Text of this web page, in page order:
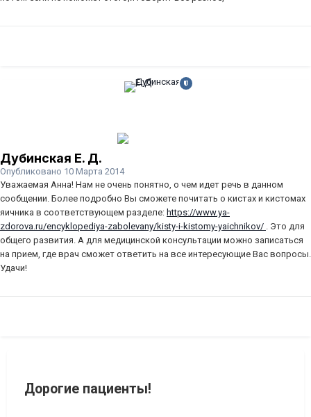
Дубинская Е. Д.
Опубликовано 10 Марта 2014
Уважаемая Анна! Нам не очень понятно, о чем идет речь в данном
сообщении. Более подробно Вы сможете почитать о кистах и кистомах
яичника в соответствующем разделе: https://www.ya-
zdorova.ru/encyklopediya-zabolevany/kisty-i-kistomy-yaichnikov/ . Это для
общего развития. А для медицинской консультации можно записаться
на прием, где врач сможет ответить на все интересующие Вас вопросы.
Удачи!
Дорогие пациенты!